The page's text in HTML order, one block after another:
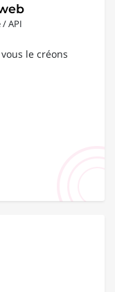
API
le créons